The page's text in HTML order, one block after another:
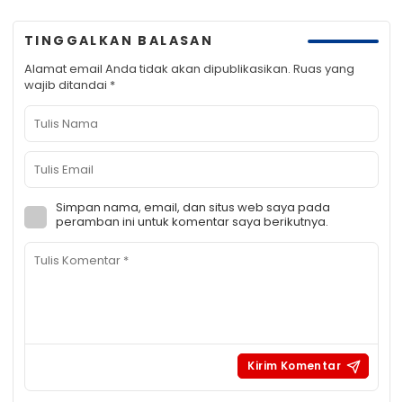
TINGGALKAN BALASAN
Alamat email Anda tidak akan dipublikasikan. Ruas yang
wajib ditandai *
Simpan nama, email, dan situs web saya pada
peramban ini untuk komentar saya berikutnya.